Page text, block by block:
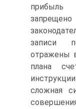
прибыль
записи
отражены
плана
сложная